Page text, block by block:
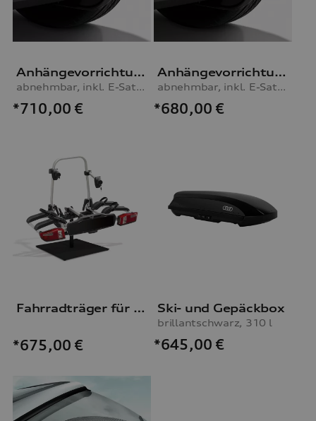
Anhängevorrichtung
abnehmbar, inkl. E-Satz, für Fahrzeuge ohne Vorbereitung für AHV
*710,00 €
Anhängevorrichtung
abnehmbar, inkl. E-Satz, für Fahrzeuge mit Vorbereitung für AHV
*680,00 €
Fahrradträger für die Anhängevorrichtung
*675,00 €
Ski- und Gepäckbox
brillantschwarz, 310 l
*645,00 €